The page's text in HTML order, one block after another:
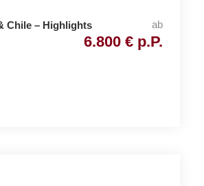
Chile – Highlights
ab
6.800 € p.P.